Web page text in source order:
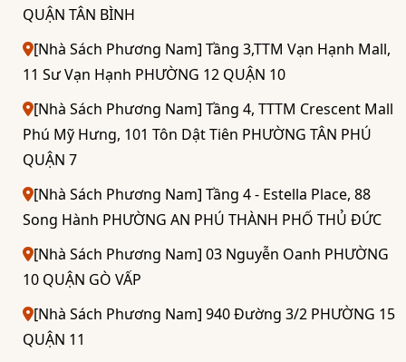
QUẬN TÂN BÌNH
[Nhà Sách Phương Nam] Tầng 3,TTM Vạn Hạnh Mall,
11 Sư Vạn Hạnh PHƯỜNG 12 QUẬN 10
[Nhà Sách Phương Nam] Tầng 4, TTTM Crescent Mall
Phú Mỹ Hưng, 101 Tôn Dật Tiên PHƯỜNG TÂN PHÚ
QUẬN 7
[Nhà Sách Phương Nam] Tầng 4 - Estella Place, 88
Song Hành PHƯỜNG AN PHÚ THÀNH PHỐ THỦ ĐỨC
[Nhà Sách Phương Nam] 03 Nguyễn Oanh PHƯỜNG
10 QUẬN GÒ VẤP
[Nhà Sách Phương Nam] 940 Đường 3/2 PHƯỜNG 15
QUẬN 11